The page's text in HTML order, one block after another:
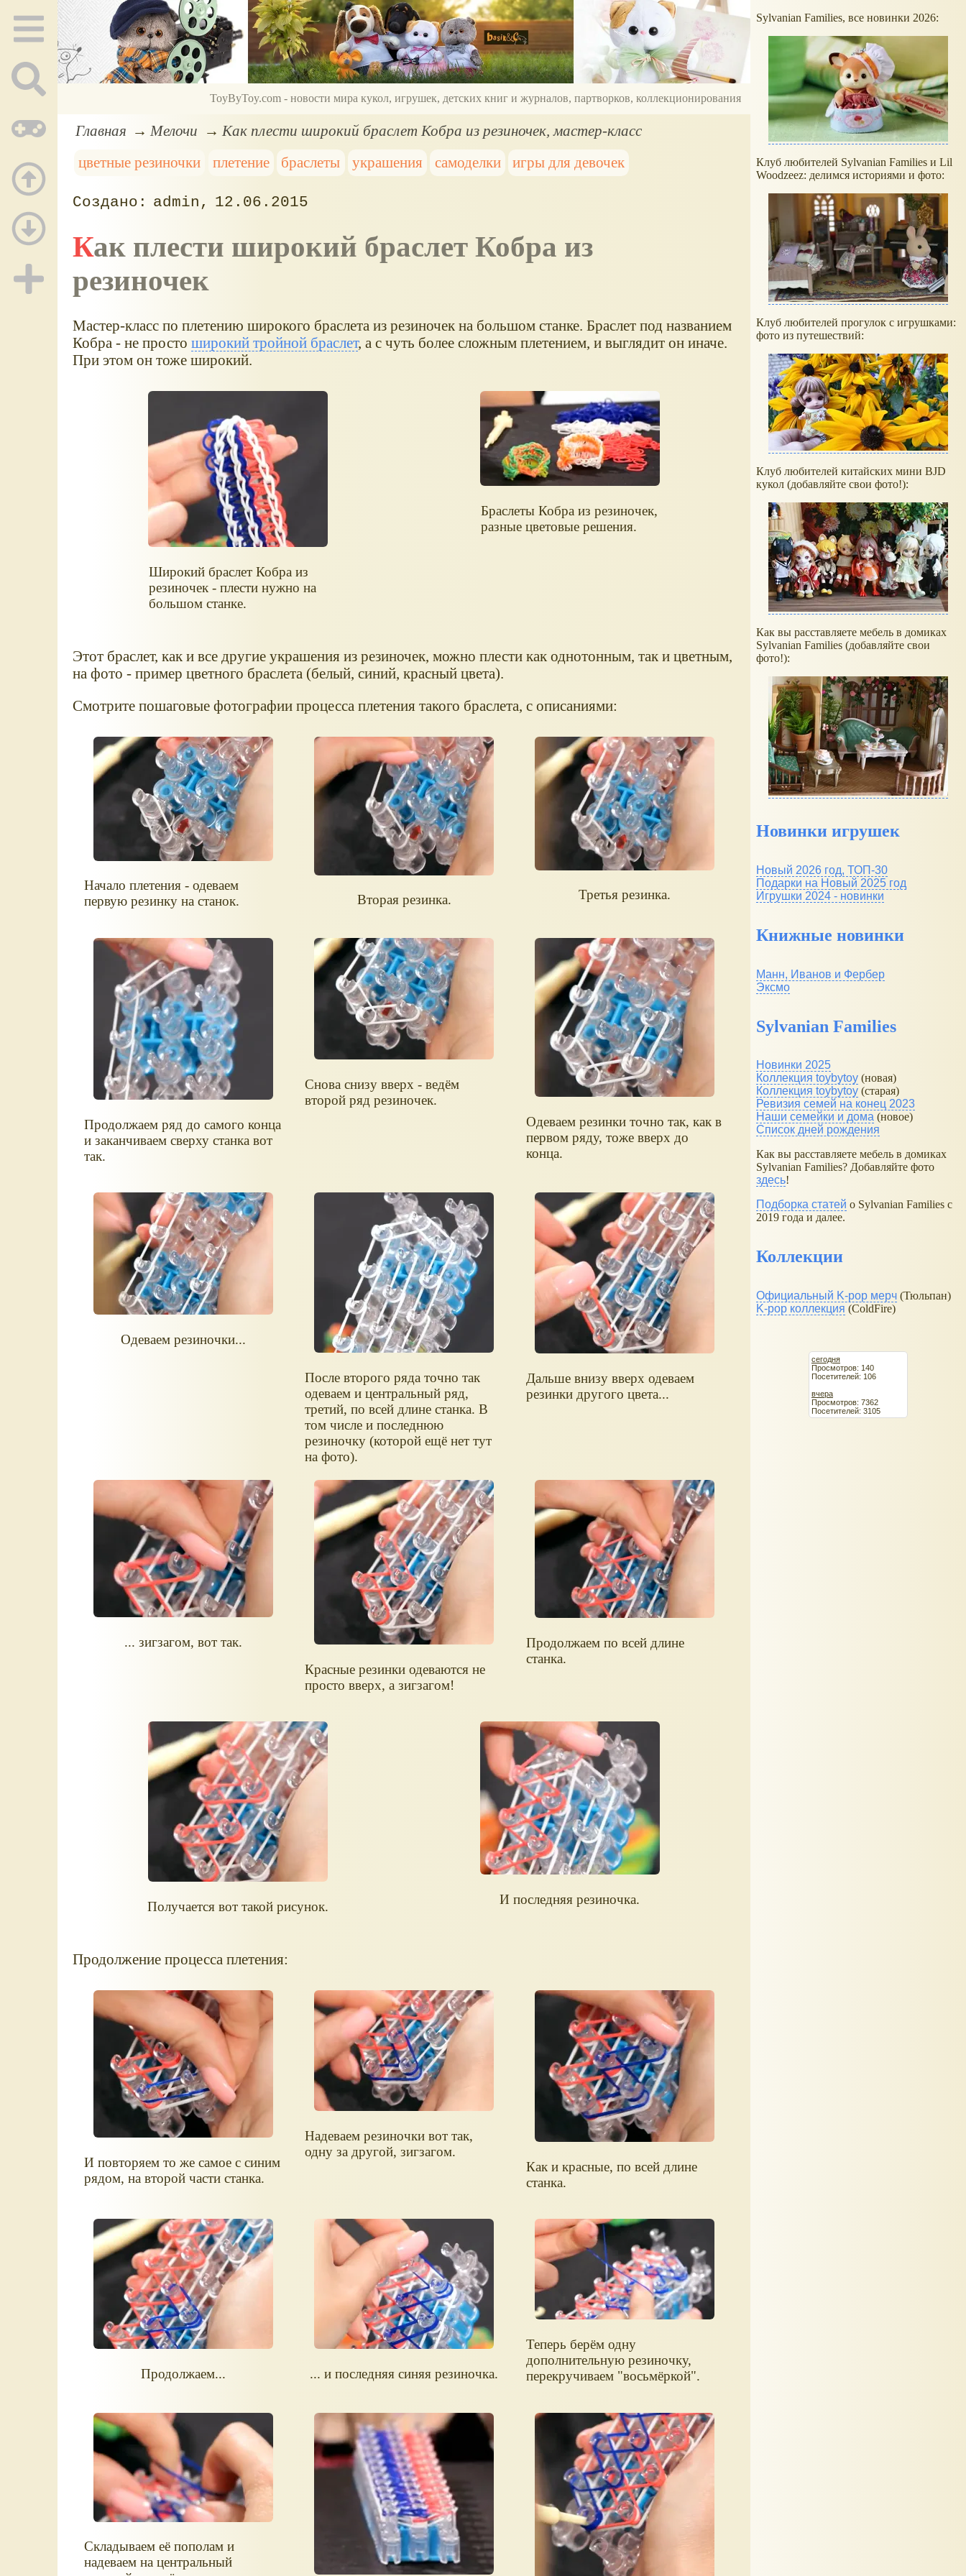
ToyByToy.com - новости мира кукол, игрушек, детских книг и журналов, партворков, коллекционирования
Главная Мелочи
Как плести широкий браслет Кобра из резиночек, мастер-класс
цветные резиночки
плетение браслеты украшения самоделки игры для девочек
admin 12.06.2015
Как плести широкий браслет Кобра из
резиночек
Мастер-класс по плетению широкого браслета из резиночек на большом станке. Браслет под названием
Кобра - не просто широкий тройной браслет, а с чуть более сложным плетением, и выглядит он иначе.
При этом он тоже широкий.
Широкий браслет Кобра из
резиночек - плести нужно на
большом станке.
Браслеты Кобра из резиночек,
разные цветовые решения.
Этот браслет, как и все другие украшения из резиночек, можно плести как однотонным, так и цветным,
на фото - пример цветного браслета (белый, синий, красный цвета).
Смотрите пошаговые фотографии процесса плетения такого браслета, с описаниями:
Начало плетения - одеваем
первую резинку на станок.
Вторая резинка. Третья резинка.
Продолжаем ряд до самого конца
и заканчиваем сверху станка вот
так.
Снова снизу вверх - ведём
второй ряд резиночек.
Одеваем резинки точно так, как в
первом ряду, тоже вверх до
конца.
Одеваем резиночки...
После второго ряда точно так
одеваем и центральный ряд,
третий, по всей длине станка. В
том числе и последнюю
резиночку (которой ещё нет тут
на фото).
Дальше внизу вверх одеваем
резинки другого цвета...
... зигзагом, вот так.
Красные резинки одеваются не
просто вверх, а зигзагом!
Продолжаем по всей длине
станка.
Получается вот такой рисунок. И последняя резиночка.
Продолжение процесса плетения:
И повторяем то же самое с синим
рядом, на второй части станка.
Надеваем резиночки вот так,
одну за другой, зигзагом.
Как и красные, по всей длине
станка.
Продолжаем... ... и последняя синяя резиночка.
Теперь берём одну
дополнительную резиночку,
перекручиваем "восьмёркой".
Складываем её пополам и
надеваем на центральный
Sylvanian Families, все новинки 2026:
Клуб любителей Sylvanian Families и Lil
Woodzeez: делимся историями и фото:
Клуб любителей прогулок с игрушками:
фото из путешествий:
Клуб любителей китайских мини BJD
кукол (добавляйте свои фото!):
Как вы расставляете мебель в домиках
Sylvanian Families (добавляйте свои
фото!):
Новинки игрушек
Новый 2026 год, ТОП-30
Подарки на Новый 2025 год
Игрушки 2024 - новинки
Книжные новинки
Манн, Иванов и Фербер
Эксмо
Sylvanian Families
Новинки 2025
Коллекция toybytoy (новая)
Коллекция toybytoy (старая)
Ревизия семей на конец 2023
Наши семейки и дома (новое)
Список дней рождения
Как вы расставляете мебель в домиках
Sylvanian Families? Добавляйте фото
здесь!
Подборка статей о Sylvanian Families с
2019 года и далее.
Коллекции
Официальный K-pop мерч (Тюльпан)
K-pop коллекция (ColdFire)
сегодня
Просмотров: 140
Посетителей: 106
вчера
Просмотров: 7362
Посетителей: 3105